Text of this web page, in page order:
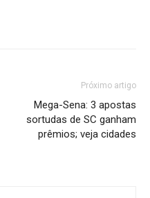
Próximo artigo
Mega-Sena: 3 apostas
sortudas de SC ganham
prêmios; veja cidades